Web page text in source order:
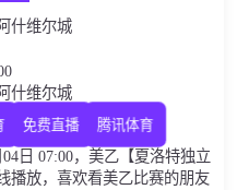
什维尔城
什维尔城
免费直播 腾讯体育
日 07:00，美乙【夏洛特独立
播放，喜欢看美乙比赛的朋友